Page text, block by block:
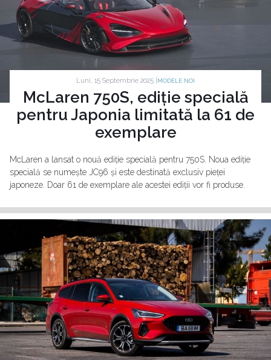
Luni, 15 Septembrie 2025 | MODELE NOI
McLaren 750S, ediție specială
pentru Japonia limitată la 61 de
exemplare
McLaren a lansat o nouă ediție specială pentru 750S. Noua ediție
specială se numește JC96 și este destinată exclusiv pieței
japoneze. Doar 61 de exemplare ale acestei ediții vor fi produse.